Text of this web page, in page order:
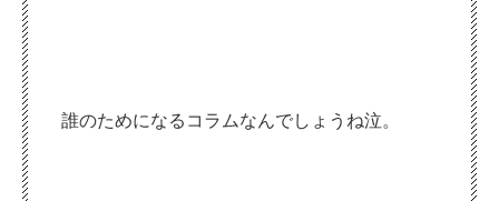
誰のためになるコラムなんでしょうね泣。